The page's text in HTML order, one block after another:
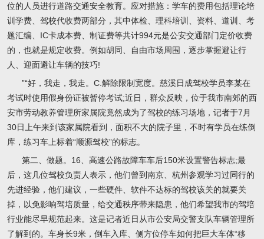
位的人员进行道路交通安全教育。应对措施：学车的费用包括理论培
训学费、驾校代收费两部分，其中体检、理科培训、资料、道训、考
题汇编、IC卡成本费、制证费等共计994元是公安交通部门定价收费
的，也就是规定收费。例如胡同、自由市场周围，逐步掌握避让行
人、迎面避让车辆的技巧!
”“好，我走，我走。C.解除限制宽度。慈溪日成驾校学员李某在
考试时使用假身份证被暂停考试;近日，群众反映，位于我市南郊的西
安市劳动教养管理所家属院竟然成为了驾校的练习场地，记者于7月
30日上午来到该家属院看到，面积不大的院子里，不时有学员在练倒
库，练习车上标着“顺源驾校”的标志。
第二、做题。16、高速公路故障车车后150米设置警告标志;最
后，这几位驾校负责人表示，他们曾到南京、杭州参观学习过同行的
先进经验，他们建议，一些硬件、软件不达标的驾校该关的就要关
掉，以免影响驾培质量，给交通秩序带来隐患，他们希望我市的驾培
行业能尽早规范起来。这是记者近日从市公安局交警支队车辆管理所
了解到的。车身长9米，倒车入库、侧方位停车如何把巨大车体“移